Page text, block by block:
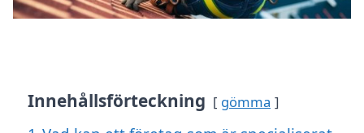
Innehållsförteckning gömma